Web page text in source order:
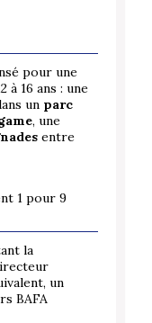
pour une
à 16 ans : une
un parc
, une
entre
1 pour 9
la
un
BAFA